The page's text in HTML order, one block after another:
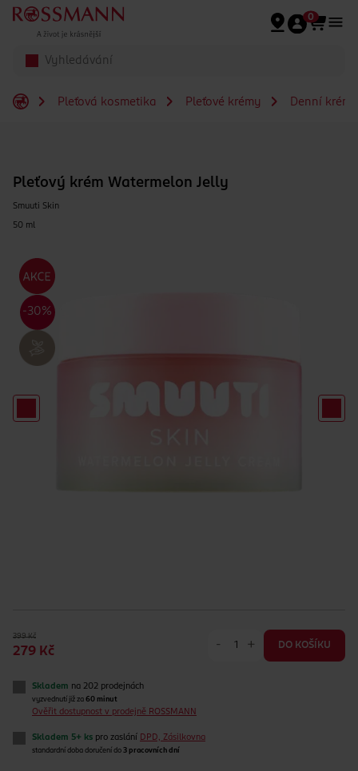
Přeskočit na hlavmní obsah
0
Pleťová kosmetika Pleťové krémy Denní krémy
Pleťový krém Watermelon Jelly
Smuuti Skin
50 ml
399 Kč
279 Kč
- + DO KOŠÍKU
Skladem na 202 prodejnách
vyzvednutí již za 60 minut
Ověřit dostupnost v prodejně ROSSMANN
Skladem 5+ ks pro zaslání DPD, Zásilkovna
standardní doba doručení do 3 pracovních dní